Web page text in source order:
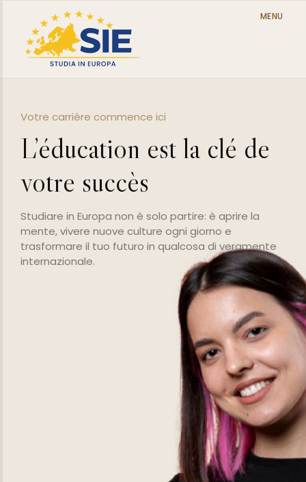
MENU
la
Contexte international et multiculturel
Étudiez dans les plus
prestigieuses
européennes
Scelgiere dove studiare non è solo una
l'inizio della tua storia